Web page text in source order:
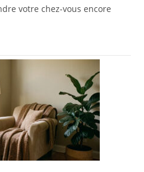
votre chez-vous encore